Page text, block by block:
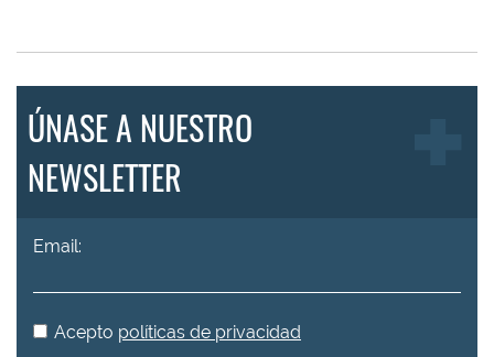
ÚNASE A NUESTRO
NEWSLETTER
Email:
Acepto políticas de privacidad